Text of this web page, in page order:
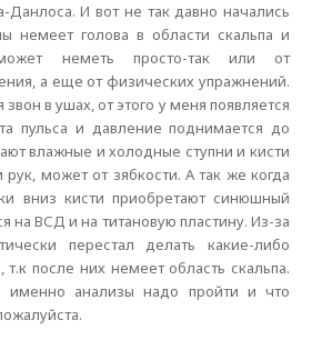
Данлоса. И вот не так давно начались
немеет голова в области скальпа и
неметь просто-так или от
а еще от физических упражнений.
в ушах, от этого у меня появляется
пульса и давление поднимается до
влажные и холодные ступни и кисти
рук, может от зябкости. А так же когда
вниз кисти приобретают синюшный
на ВСД и на титановую пластину. Из-за
перестал делать какие-либо
после них немеет область скальпа.
именно анализы надо пройти и что